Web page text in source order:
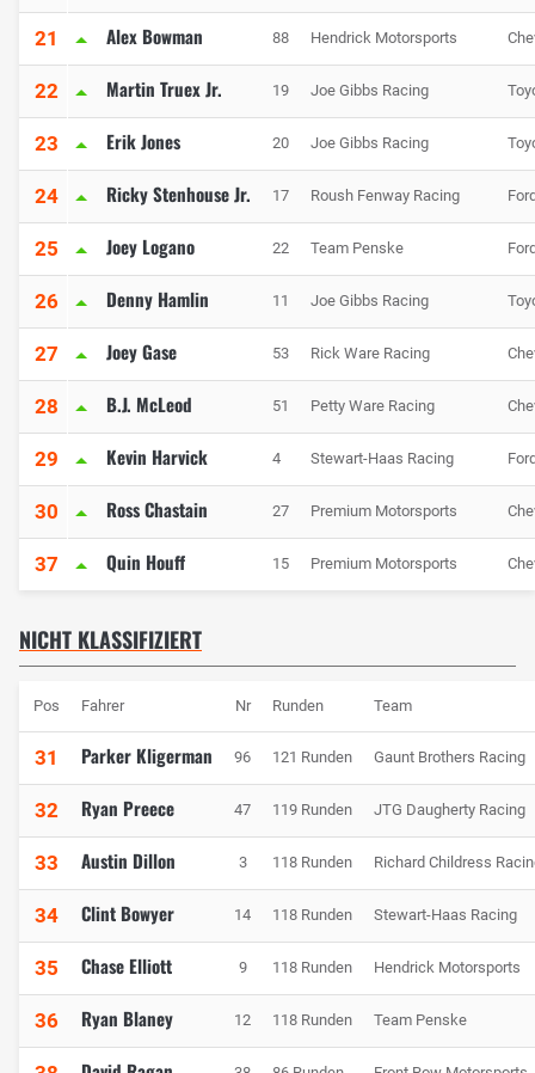
21 Alex Bowman 88 Hendrick Motorsports
22 Martin Truex Jr. 19 Joe Gibbs Racing
23 Erik Jones 20 Joe Gibbs Racing
24 Ricky Stenhouse Jr. 17 Roush Fenway Racing
25 Joey Logano 22 Team Penske
26 Denny Hamlin 11 Joe Gibbs Racing
27 Joey Gase 53 Rick Ware Racing
28 B.J. McLeod 51 Petty Ware Racing
29 Kevin Harvick 4 Stewart-Haas Racing
30 Ross Chastain 27 Premium Motorsports
37 Quin Houff 15 Premium Motorsports
NICHT KLASSIFIZIERT
Pos Fahrer Nr Runden Team
31 Parker Kligerman 96 121 Runden Gaunt Brothers Racing
32 Ryan Preece 47 119 Runden JTG Daugherty Racing
33 Austin Dillon 3 118 Runden Richard Childress
34 Clint Bowyer 14 118 Runden Stewart-Haas Racing
35 Chase Elliott 9 118 Runden Hendrick Motorsports
36 Ryan Blaney 12 118 Runden Team Penske